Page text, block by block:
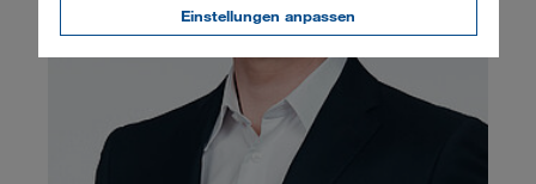
Einstellungen anpassen